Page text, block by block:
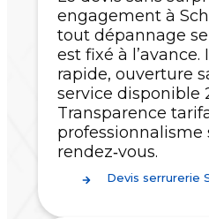
engagement à
tout dépannage
est fixé à
rapide, ouverture
service disponible
Transparence
professionnalisme
rendez‑vous.
Devis serrurerie